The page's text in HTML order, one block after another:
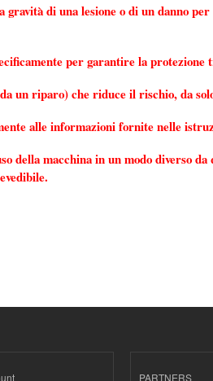
di una lesione o di un danno
per garantire la
un riparo) che riduce il rischio, da
alle informazioni fornite nelle
della macchina in un modo diverso
PARTNERS